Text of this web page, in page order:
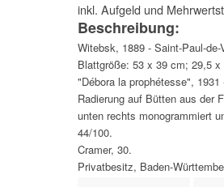
inkl. Aufgeld und
Beschreibung:
Witebsk, 1889 - Saint-Paul-de-
Blattgröße: 53 x 39 cm; 29,5
"Débora la prophétesse",
Radierung auf Bütten aus der
unten rechts monogrammiert
44/100.
Cramer, 30.
Privatbesitz, Baden-